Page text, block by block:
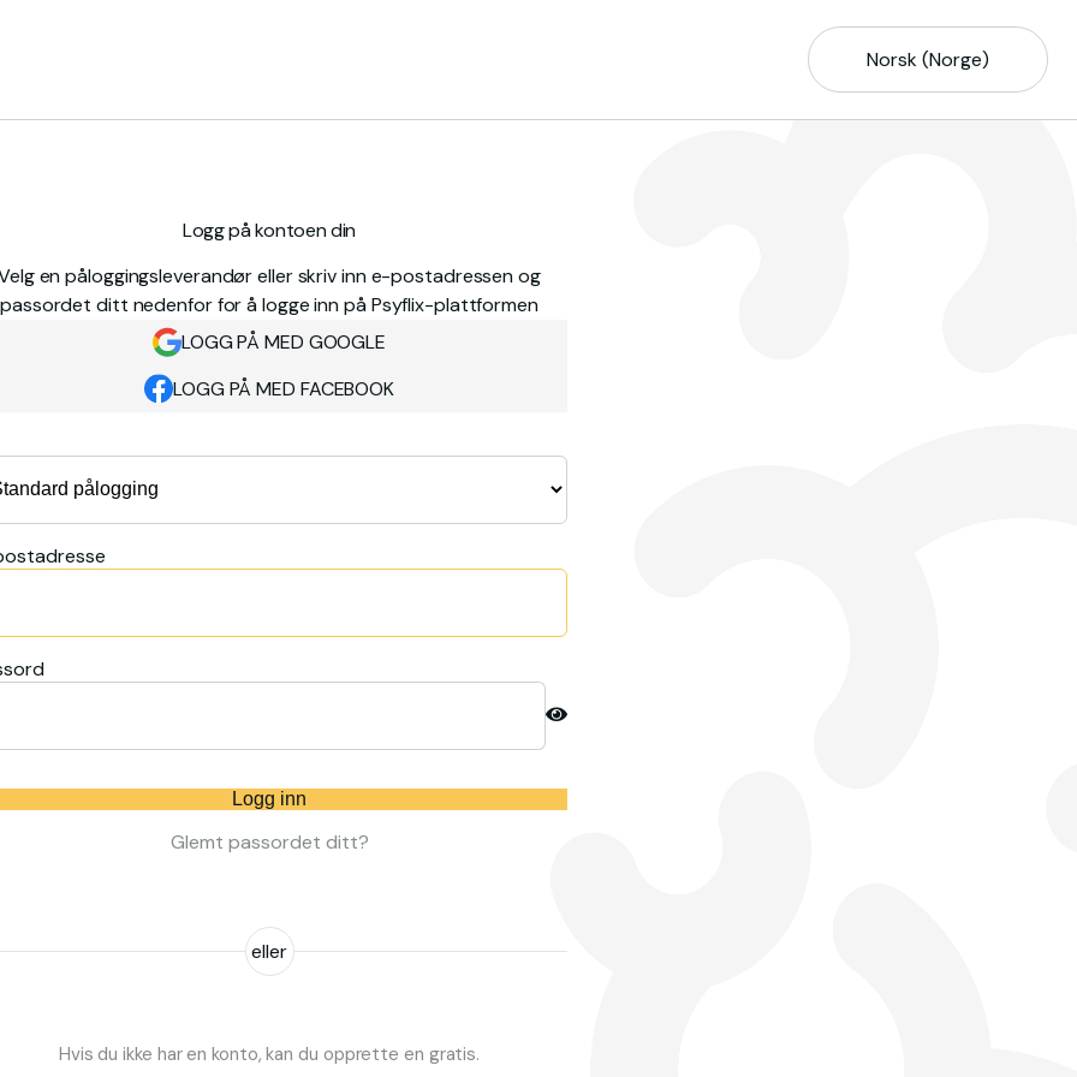
Norsk (Norge)
Logg på kontoen din
en påloggingsleverandør eller skriv inn e-postadressen og
passordet ditt nedenfor for å logge inn på Psyflix-plattformen
LOGG PÅ MED GOOGLE
LOGG PÅ MED FACEBOOK
Logg inn
Glemt passordet ditt?
eller
Hvis du ikke har en konto, kan du opprette en gratis.